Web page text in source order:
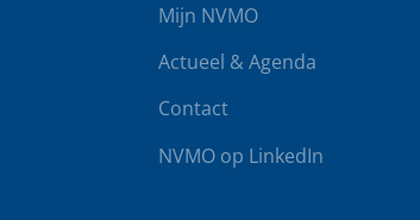
Mijn NVMO
Actueel & Agenda
Contact
NVMO op LinkedIn